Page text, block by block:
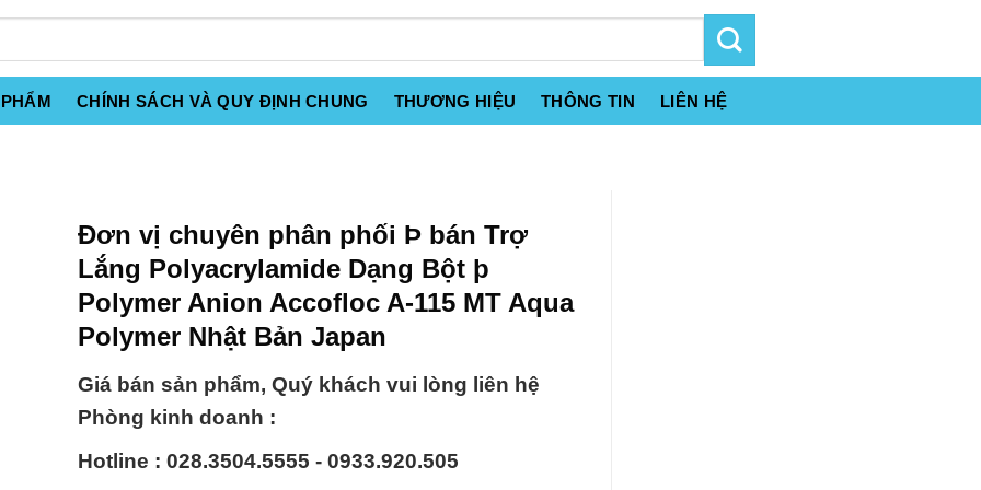
CHÍNH SÁCH VÀ QUY ĐỊNH CHUNG THƯƠNG HIỆU THÔNG TIN LIÊN HỆ
Đơn vị chuyên phân phối Þ bán Trợ
Lắng Polyacrylamide Dạng Bột þ
Polymer Anion Accofloc A-115 MT Aqua
Polymer Nhật Bản Japan
Giá bán sản phẩm, Quý khách vui lòng liên hệ
Phòng kinh doanh :
Hotline : 028.3504.5555 - 0933.920.505